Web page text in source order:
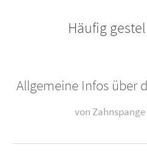
Häufig
Allgemeine Infos über
von